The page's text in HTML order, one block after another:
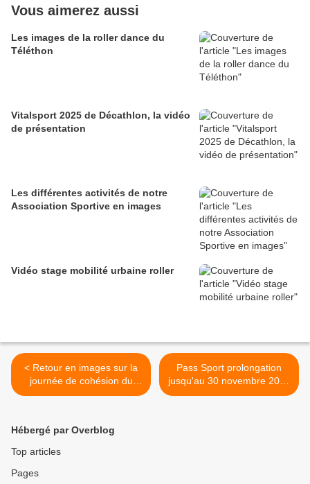
Vous aimerez aussi
Les images de la roller dance du
Téléthon
Vitalsport 2025 de Décathlon, la vidéo
de présentation
Les différentes activités de notre
Association Sportive en images
Vidéo stage mobilité urbaine roller
< Retour en images sur la
journée de cohésion du
Club
Pass Sport prolongation
jusqu'au 30 novembre 2021
>
Hébergé par Overblog
Top articles
Pages